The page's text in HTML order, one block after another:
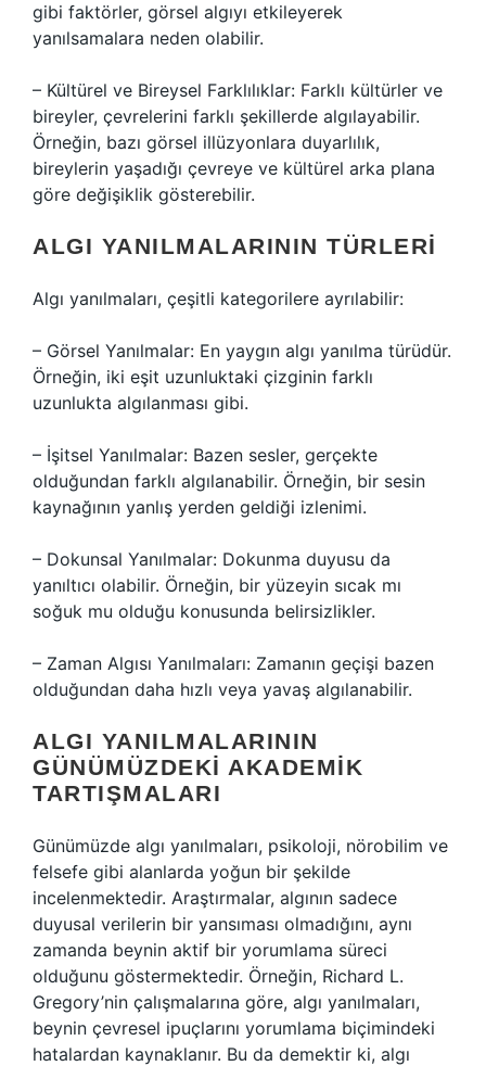
gibi faktörler, görsel algıyı etkileyerek
yanılsamalara neden olabilir.
– Kültürel ve Bireysel Farklılıklar: Farklı kültürler ve
bireyler, çevrelerini farklı şekillerde algılayabilir.
Örneğin, bazı görsel illüzyonlara duyarlılık,
bireylerin yaşadığı çevreye ve kültürel arka plana
göre değişiklik gösterebilir.
ALGI YANILMALARININ TÜRLERI
Algı yanılmaları, çeşitli kategorilere ayrılabilir:
– Görsel Yanılmalar: En yaygın algı yanılma türüdür.
Örneğin, iki eşit uzunluktaki çizginin farklı
uzunlukta algılanması gibi.
– İşitsel Yanılmalar: Bazen sesler, gerçekte
olduğundan farklı algılanabilir. Örneğin, bir sesin
kaynağının yanlış yerden geldiği izlenimi.
– Dokunsal Yanılmalar: Dokunma duyusu da
yanıltıcı olabilir. Örneğin, bir yüzeyin sıcak mı
soğuk mu olduğu konusunda belirsizlikler.
– Zaman Algısı Yanılmaları: Zamanın geçişi bazen
olduğundan daha hızlı veya yavaş algılanabilir.
ALGI YANILMALARININ
GÜNÜMÜZDEKI AKADEMIK
TARTIŞMALARI
Günümüzde algı yanılmaları, psikoloji, nörobilim ve
felsefe gibi alanlarda yoğun bir şekilde
incelenmektedir. Araştırmalar, algının sadece
duyusal verilerin bir yansıması olmadığını, aynı
zamanda beynin aktif bir yorumlama süreci
olduğunu göstermektedir. Örneğin, Richard L.
Gregory’nin çalışmalarına göre, algı yanılmaları,
beynin çevresel ipuçlarını yorumlama biçimindeki
hatalardan kaynaklanır. Bu da demektir ki, algı